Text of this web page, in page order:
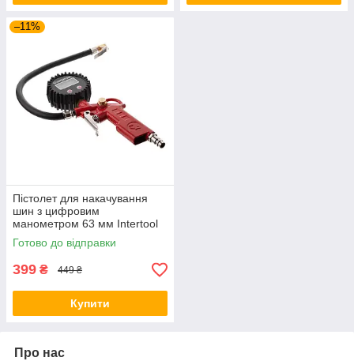
–11%
Пістолет для накачування
шин з цифровим
манометром 63 мм Intertool
PT-0508
Готово до відправки
399 ₴ 449 ₴
Купити
Про нас